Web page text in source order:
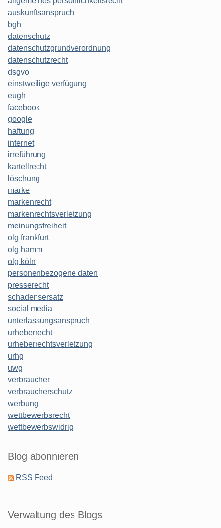
auskunftsanspruch
bgh
datenschutz
datenschutzgrundverordnung
datenschutzrecht
dsgvo
einstweilige verfügung
eugh
facebook
google
haftung
internet
irreführung
kartellrecht
löschung
marke
markenrecht
markenrechtsverletzung
meinungsfreiheit
olg frankfurt
olg hamm
olg köln
personenbezogene daten
presserecht
schadensersatz
social media
unterlassungsanspruch
urheberrecht
urheberrechtsverletzung
urhg
uwg
verbraucher
verbraucherschutz
werbung
wettbewerbsrecht
wettbewerbswidrig
Blog abonnieren
RSS Feed
Verwaltung des Blogs